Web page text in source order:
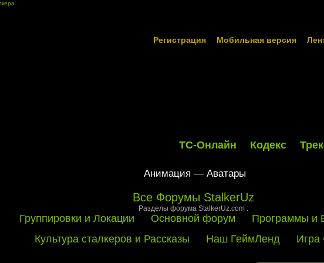
Регистрация Мобильная версия
ТС-Онлайн Кодекс
Анимация — Аватары
Все Форумы StalkerUz
Разделы форума StalkerUz.com :
Группировки и Локации Основной форум
Программы и
Культура сталкеров и Рассказы
Наш ГеймЛенд